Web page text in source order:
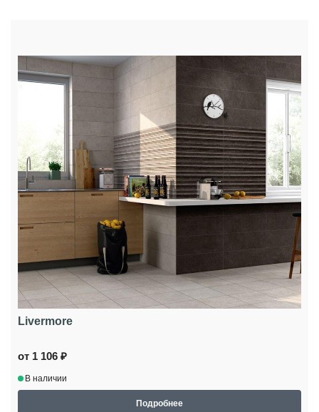
Livermore
от 1 106 ₽
В наличии
Подробнее